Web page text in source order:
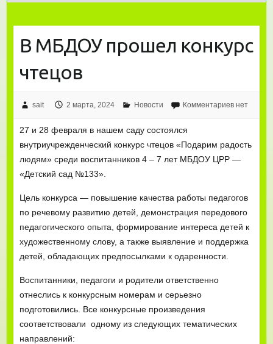
В МБДОУ прошел конкурс
чтецов
sait 2 марта, 2024 Новости Комментариев нет
27 и 28 февраля в нашем саду состоялся
внутриучрежденческий конкурс чтецов «Подарим радость
людям» среди воспитанников 4 – 7 лет МБДОУ ЦРР —
«Детский сад №133».
Цель конкурса — повышение качества работы педагогов
по речевому развитию детей, демонстрация передового
педагогического опыта, формирование интереса детей к
художественному слову, а также выявление и поддержка
детей, обладающих предпосылками к одаренности.
Воспитанники, педагоги и родители ответственно
отнеслись к конкурсным номерам и серьезно
подготовились. Все конкурсные произведения
соответствовали одному из следующих тематических
направлений: